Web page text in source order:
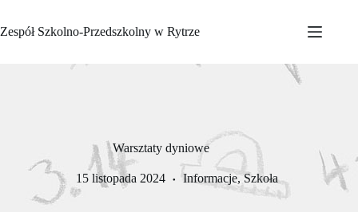
treści
Zespół Szkolno-Przedszkolny w Rytrze
Warsztaty dyniowe
15 listopada 2024 Informacje,Szkoła